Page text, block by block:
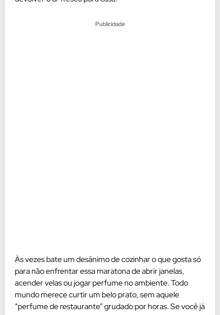
Publicidade
Às vezes bate um desânimo de cozinhar o que gosta só
para não enfrentar essa maratona de abrir janelas,
acender velas ou jogar perfume no ambiente. Todo
mundo merece curtir um belo prato, sem aquele
“perfume de restaurante” grudado por horas. Se você já